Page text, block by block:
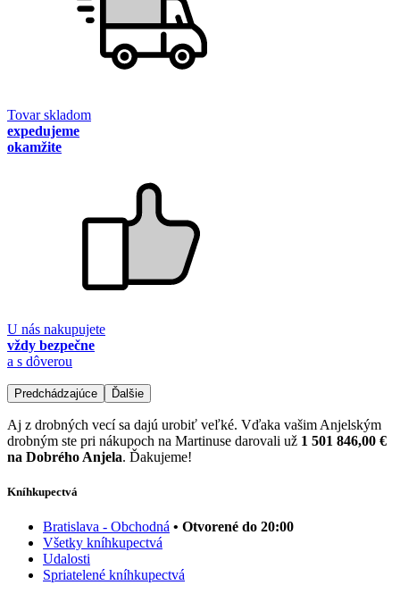
Tovar skladom
expedujeme
okamžite
U nás nakupujete
vždy bezpečne
a s dôverou
Predchádzajúce Ďalšie
Aj z drobných vecí sa dajú urobiť veľké. Vďaka vašim Anjelským
drobným ste pri nákupoch na Martinuse darovali už 1 501 846,00 €
na Dobrého Anjela. Ďakujeme!
Kníhkupectvá
Bratislava - Obchodná • Otvorené do 20:00
Všetky kníhkupectvá
Udalosti
Spriatelené kníhkupectvá